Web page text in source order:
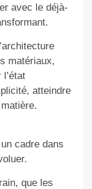
avec le déjà-
matériaux,
atteindre
cadre dans
que les